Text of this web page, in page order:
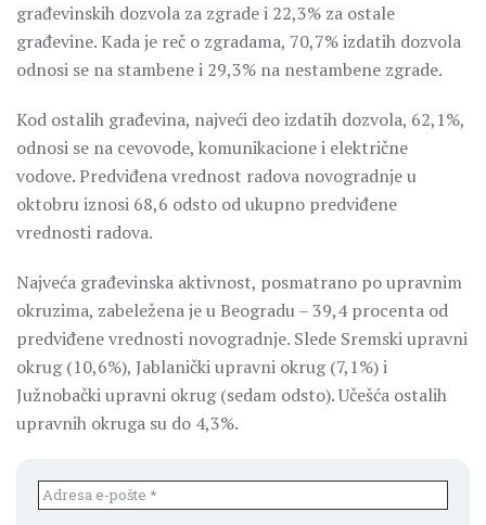
građevinskih dozvola za zgrade i 22,3% za ostale
građevine. Kada je reč o zgradama, 70,7% izdatih dozvola
odnosi se na stambene i 29,3% na nestambene zgrade.
Kod ostalih građevina, najveći deo izdatih dozvola, 62,1%,
odnosi se na cevovode, komunikacione i električne
vodove. Predviđena vrednost radova novogradnje u
oktobru iznosi 68,6 odsto od ukupno predviđene
vrednosti radova.
Najveća građevinska aktivnost, posmatrano po upravnim
okruzima, zabeležena je u Beogradu – 39,4 procenta od
predviđene vrednosti novogradnje. Slede Sremski upravni
okrug (10,6%), Jablanički upravni okrug (7,1%) i
Južnobački upravni okrug (sedam odsto). Učešća ostalih
upravnih okruga su do 4,3%.